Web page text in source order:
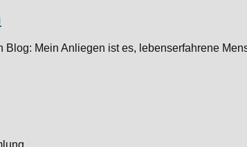
Blog: Mein Anliegen ist es, lebenserfahrene